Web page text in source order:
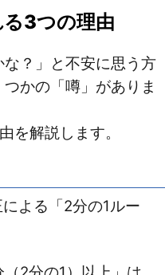
3つの理由
な？」と不安に思う方
かの「噂」がありま
を解説します。
よる「2分の1ルー